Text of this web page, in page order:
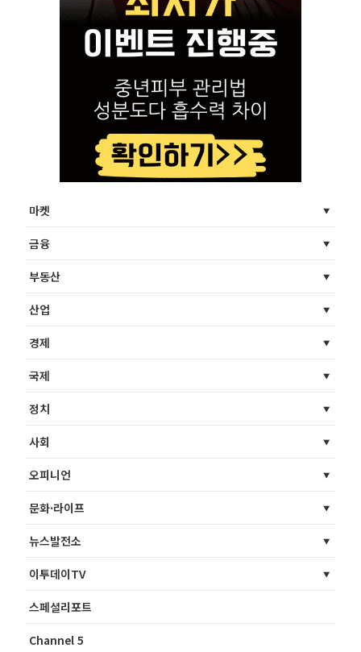
마켓
금융
부동산
산업
경제
국제
정치
사회
오피니언
문화·라이프
뉴스발전소
이투데이TV
스페셜리포트
Channel 5